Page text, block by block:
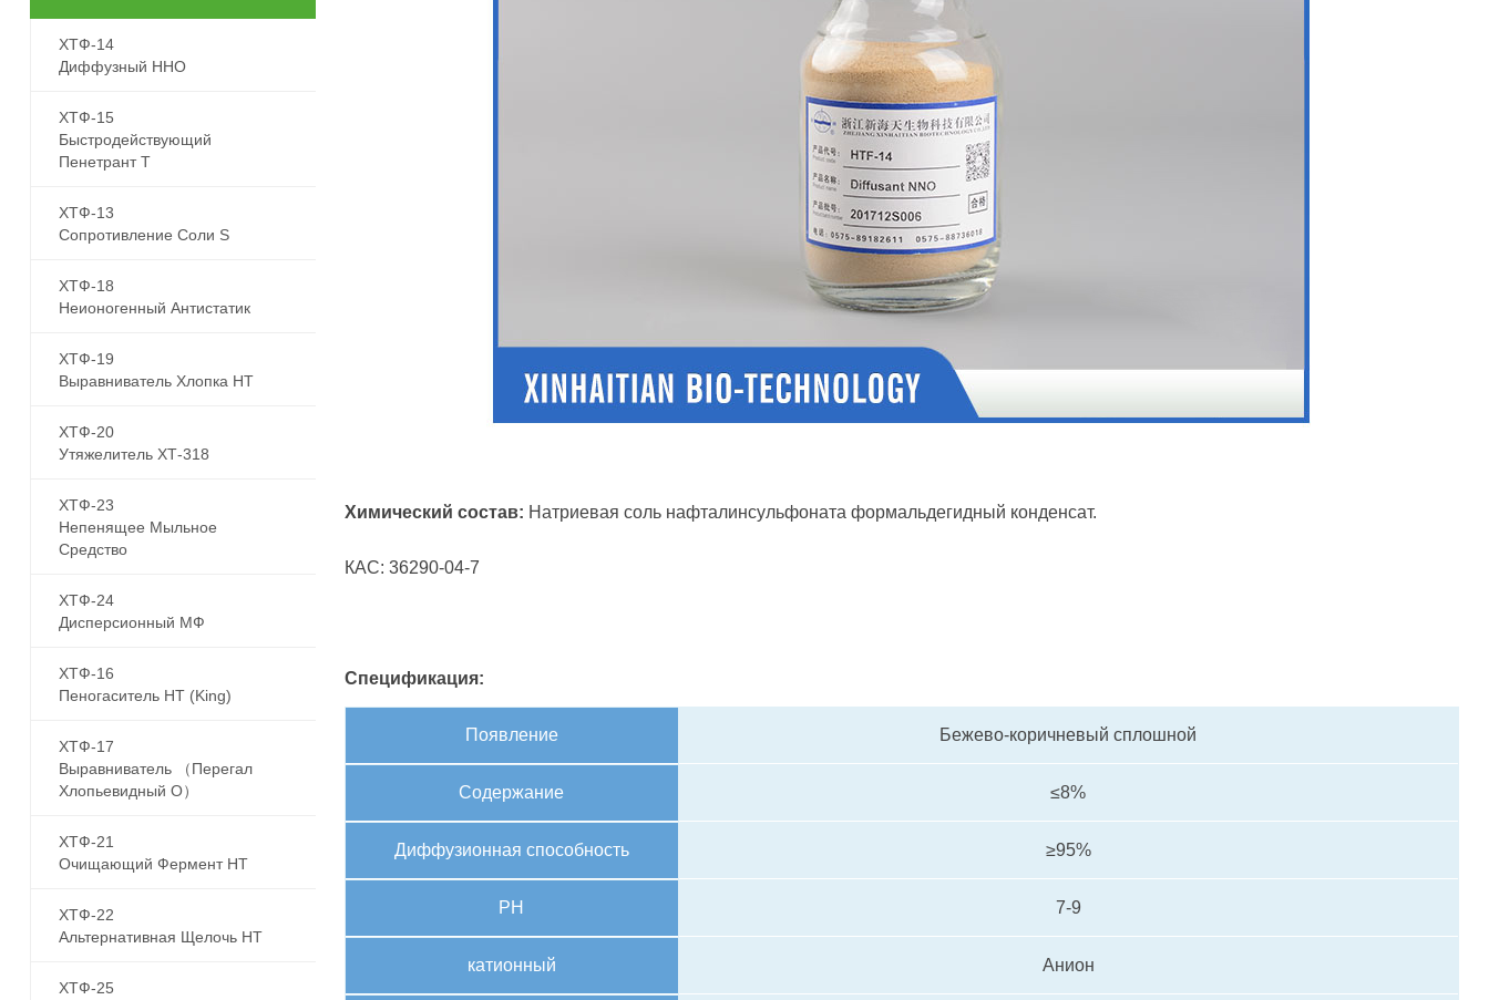
ХТФ-14
Диффузный ННО
ХТФ-15
Быстродействующий
Пенетрант Т
ХТФ-13
Сопротивление Соли S
ХТФ-18
Неионогенный Антистатик
ХТФ-19
Выравниватель Хлопка HT
ХТФ-20
Утяжелитель ХТ-318
ХТФ-23
Непенящее Мыльное
Средство
ХТФ-24
Дисперсионный МФ
ХТФ-16
Пеногаситель HT (King)
ХТФ-17
Выравниватель （перегал
Хлопьевидный О）
ХТФ-21
Очищающий Фермент HT
ХТФ-22
Альтернативная Щелочь HT
ХТФ-25
Химический состав: Натриевая соль нафталинсульфоната формальдегидный конденсат.
КАС: 36290-04-7
Спецификация:
Появление Бежево-коричневый сплошной
Содержание ≤8%
Диффузионная способность ≥95%
PH 7-9
катионный Анион